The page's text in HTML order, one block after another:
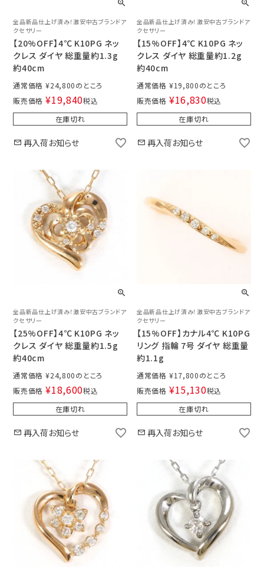
全品新品仕上げ済み！激安中古ブランドア
クセサリー
【20%OFF】4℃ K10PG ネッ
クレス ダイヤ 総重量約1.3g
約40cm
通常価格 ¥24,800
販売価格 ¥19,840税込
在庫切れ
再入荷お知らせ
全品新品仕上げ済み！激安中古ブランドア
クセサリー
【15%OFF】4℃ K10PG ネッ
クレス ダイヤ 総重量約1.2g
約40cm
通常価格 ¥19,800
販売価格 ¥16,830税込
在庫切れ
再入荷お知らせ
全品新品仕上げ済み！激安中古ブランドア
クセサリー
【25%OFF】4℃ K10PG ネッ
クレス ダイヤ 総重量約1.5g
約40cm
通常価格 ¥24,800
販売価格 ¥18,600税込
在庫切れ
再入荷お知らせ
全品新品仕上げ済み！激安中古ブランドア
クセサリー
【15%OFF】カナル4℃ K10PG
リング 指輪 7号 ダイヤ 総重量
約1.1g
通常価格 ¥17,800
販売価格 ¥15,130税込
在庫切れ
再入荷お知らせ